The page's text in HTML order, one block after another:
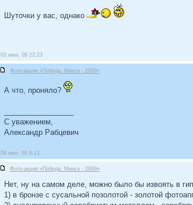
Шуточки у вас, однако
03 июн, 09 22:23
Фото-акция «Победа. Минск - 2009»
А что, проняло?
С уважением,
Александр Рабцевич
04 июн, 09 8:13
Фото-акция «Победа. Минск - 2009»
Нет, ну на самом деле, можно было бы извоять в
1) в бронзе с сусальной позолотой - золотой